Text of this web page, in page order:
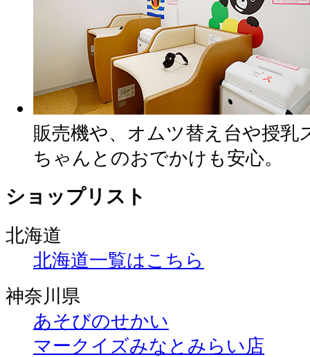
販売機や、オムツ替え台や授乳
ちゃんとのおでかけも安心。
ショップリスト
北海道
北海道一覧はこちら
神奈川県
あそびのせかい
マークイズみなとみらい店